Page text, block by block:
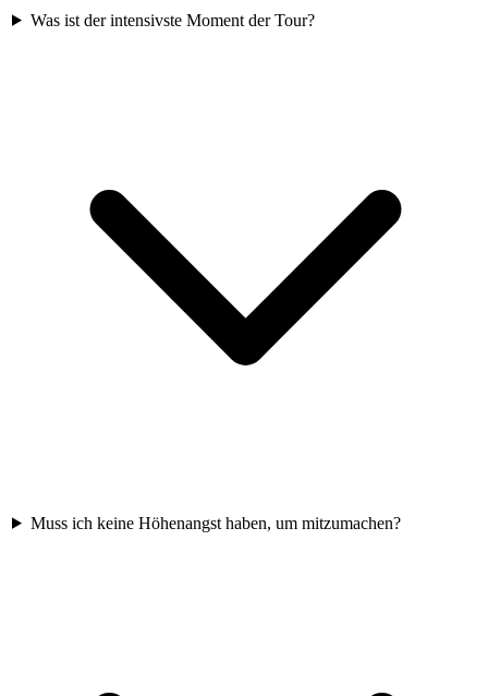
Was ist der intensivste Moment der Tour?
Muss ich keine Höhenangst haben, um mitzumachen?